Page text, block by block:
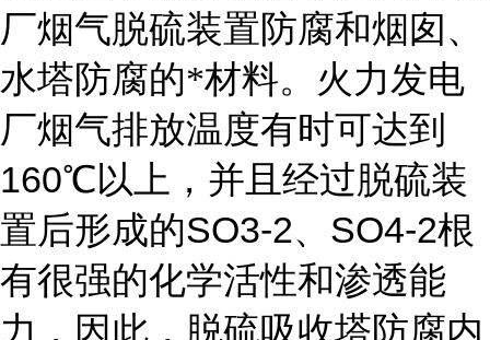
厂烟气脱硫装置防腐和烟囱、
水塔防腐的*材料。火力发电
厂烟气排放温度有时可达到
160℃以上，并且经过脱硫装
置后形成的SO3-2、 SO4-2根
有很强的化学活性和渗透能
力，因此，脱硫吸收塔防腐内